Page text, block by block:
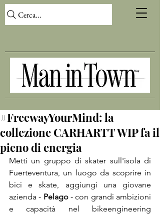
Cerca...
#FreewayYourMind: la
collezione CARHARTT WIP fa il
pieno di energia
Metti un gruppo di skater sull'isola di
Fuerteventura, un luogo da scoprire in
bici e skate, aggiungi una giovane
azienda - Pelago - con grandi ambizioni
e capacità nel bikeengineering